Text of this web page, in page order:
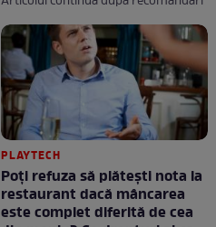
PLAYTECH
Poți refuza să plătești nota la
restaurant dacă mâncarea
este complet diferită de cea